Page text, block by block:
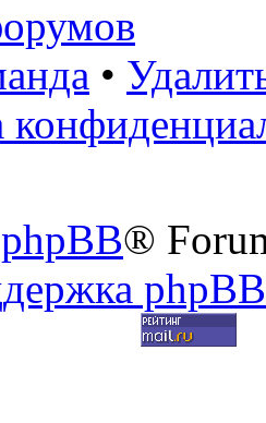
•
phpBB®
phpBB